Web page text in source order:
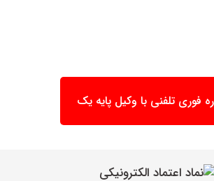
فوری تلفنی با وکیل پایه یک